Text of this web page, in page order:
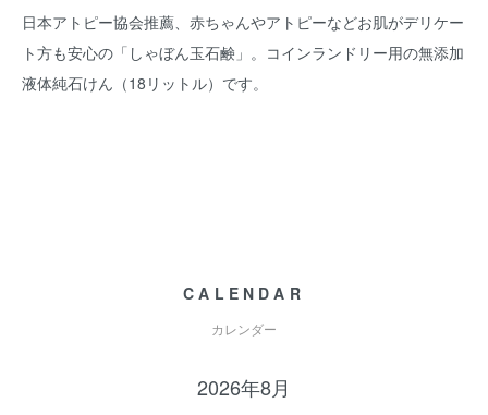
日本アトピー協会推薦、赤ちゃんやアトピーなどお肌がデリケー
ト方も安心の「しゃぼん玉石鹸」。コインランドリー用の無添加
液体純石けん（18リットル）です。
CALENDAR
カレンダー
2026年8月